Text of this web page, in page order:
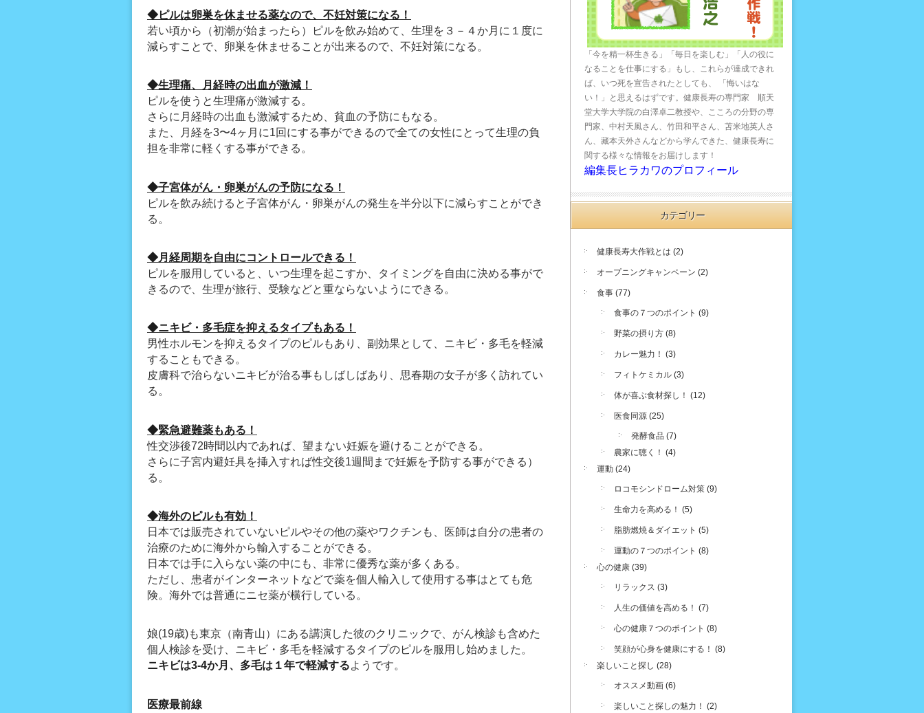
◆ピルは卵巣を休ませる薬なので、不妊対策になる！
若い頃から（初潮が始まったら）ピルを飲み始めて、生理を３－４か月に１度に
減らすことで、卵巣を休ませることが出来るので、不妊対策になる。
◆生理痛、月経時の出血が激減！
ピルを使うと生理痛が激減する。
さらに月経時の出血も激減するため、貧血の予防にもなる。
また、月経を3〜4ヶ月に1回にする事ができるので全ての女性にとって生理の負
担を非常に軽くする事ができる。
◆子宮体がん・卵巣がんの予防になる！
ピルを飲み続けると子宮体がん・卵巣がんの発生を半分以下に減らすことができ
る。
◆月経周期を自由にコントロールできる！
ピルを服用していると、いつ生理を起こすか、タイミングを自由に決める事がで
きるので、生理が旅行、受験などと重ならないようにできる。
◆ニキビ・多毛症を抑えるタイプもある！
男性ホルモンを抑えるタイプのピルもあり、副効果として、ニキビ・多毛を軽減
することもできる。
皮膚科で治らないニキビが治る事もしばしばあり、思春期の女子が多く訪れてい
る。
◆緊急避難薬もある！
性交渉後72時間以内であれば、望まない妊娠を避けることができる。
さらに子宮内避妊具を挿入すれば性交後1週間まで妊娠を予防する事ができる）
る。
◆海外のピルも有効！
日本では販売されていないピルやその他の薬やワクチンも、医師は自分の患者の
治療のために海外から輸入することができる。
日本では手に入らない薬の中にも、非常に優秀な薬が多くある。
ただし、患者がインターネットなどで薬を個人輸入して使用する事はとても危
険。海外では普通にニセ薬が横行している。
娘(19歳)も東京（南青山）にある講演した彼のクリニックで、がん検診も含めた
個人検診を受け、ニキビ・多毛を軽減するタイプのピルを服用し始めました。
ニキビは3-4か月、多毛は１年で軽減するようです。
医療最前線
「今を精一杯生きる」「毎日を楽しむ」「人の役に
なることを仕事にする」もし、これらが達成できれ
ば、いつ死を宣告されたとしても、 「悔いはな
い！」と思えるはずです。健康長寿の専門家 順天
堂大学大学院の白澤卓二教授や、こころの分野の専
門家、中村天風さん、竹田和平さん、苫米地英人さ
ん、藏本天外さんなどから学んできた、健康長寿に
関する様々な情報をお届けします！
編集長ヒラカワのプロフィール
カテゴリー
健康長寿大作戦とは (2)
オープニングキャンペーン (2)
食事 (77)
食事の７つのポイント (9)
野菜の摂り方 (8)
カレー魅力！ (3)
フィトケミカル (3)
体が喜ぶ食材探し！ (12)
医食同源 (25)
発酵食品 (7)
農家に聴く！ (4)
運動 (24)
ロコモシンドローム対策 (9)
生命力を高める！ (5)
脂肪燃焼＆ダイエット (5)
運動の７つのポイント (8)
心の健康 (39)
リラックス (3)
人生の価値を高める！ (7)
心の健康７つのポイント (8)
笑顔が心身を健康にする！ (8)
楽しいこと探し (28)
オススメ動画 (6)
楽しいこと探しの魅力！ (2)